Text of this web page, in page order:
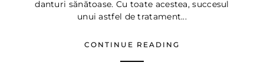
danturi sănătoase. Cu toate acestea, succesul
unui astfel de tratament...
CONTINUE READING